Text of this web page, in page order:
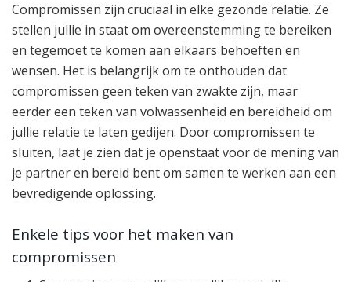
Compromissen zijn cruciaal in elke gezonde relatie. Ze
stellen jullie in staat om overeenstemming te bereiken
en tegemoet te komen aan elkaars behoeften en
wensen. Het is belangrijk om te onthouden dat
compromissen geen teken van zwakte zijn, maar
eerder een teken van volwassenheid en bereidheid om
jullie relatie te laten gedijen. Door compromissen te
sluiten, laat je zien dat je openstaat voor de mening van
je partner en bereid bent om samen te werken aan een
bevredigende oplossing.
Enkele tips voor het maken van
compromissen